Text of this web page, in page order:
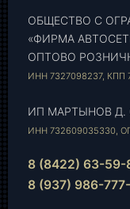
ОБЩЕСТВО С
«ФИРМА
ОПТОВО
ИНН 7327098237, КПП
ИП МАРТЫНОВ Д.
ИНН 732609035330,
8 (8422) 63-59-
8 (937) 986-